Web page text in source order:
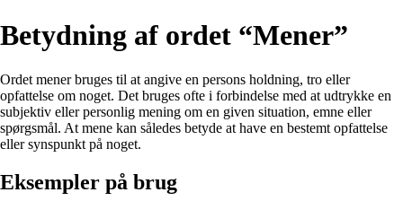
Betydning af ordet “Mener”
Ordet mener bruges til at angive en persons holdning, tro eller
opfattelse om noget. Det bruges ofte i forbindelse med at udtrykke en
subjektiv eller personlig mening om en given situation, emne eller
spørgsmål. At mene kan således betyde at have en bestemt opfattelse
eller synspunkt på noget.
Eksempler på brug